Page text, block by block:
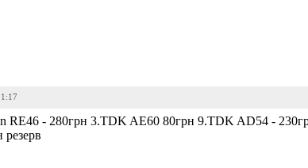
RE46 - 280грн 3.TDK AE60 80грн 9.TDK AD54 -